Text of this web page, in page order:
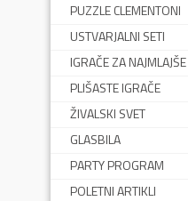
PUZZLE CLEMENTONI
USTVARJALNI SETI
IGRAČE ZA NAJMLAJŠE
PLIŠASTE IGRAČE
ŽIVALSKI SVET
GLASBILA
PARTY PROGRAM
POLETNI ARTIKLI